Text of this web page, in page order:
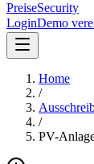
PreiseSecurity
LoginDemo
Home
/
/
PV-